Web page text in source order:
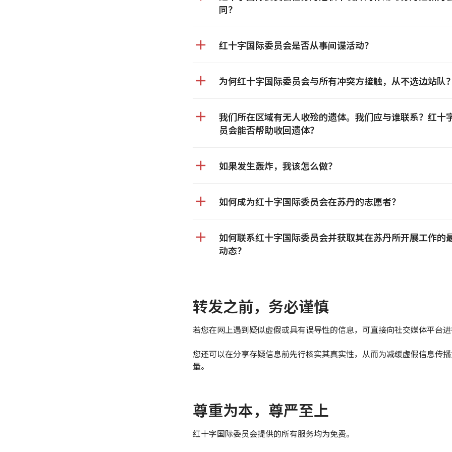
同？
红十字国际委员会是否从事间谍活动？
为何红十字国际委员会与所有冲突方接触，从不选边站队？
我们所在区域有无人收殓的遗体。我们应与谁联系？红十
员会能否帮助收回遗体？
如果发生轰炸，我该怎么做？
如何成为红十字国际委员会在苏丹的志愿者？
如何联系红十字国际委员会并获取其在苏丹所开展工作的
动态？
转发之前，务必谨慎
若您在网上遇到疑似虚假或具有误导性的信息，可直接向社交媒体平台进
您还可以在分享存疑信息前先行核实其真实性，从而为减缓虚假信息传
量。
尊重为本，尊严至上
红十字国际委员会提供的所有服务均为免费。